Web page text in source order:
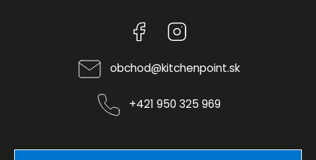
Facebook
obchod@kitchenpoint.sk
+421 950 325 969